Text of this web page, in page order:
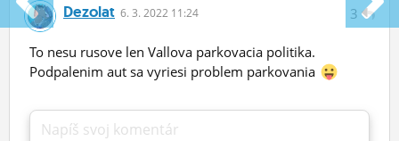
3
Dezolat 6. 3. 2022 11:24
To nesu rusove len Vallova parkovacia politika.
Podpalenim aut sa vyriesi problem parkovania
Napíš svoj komentár